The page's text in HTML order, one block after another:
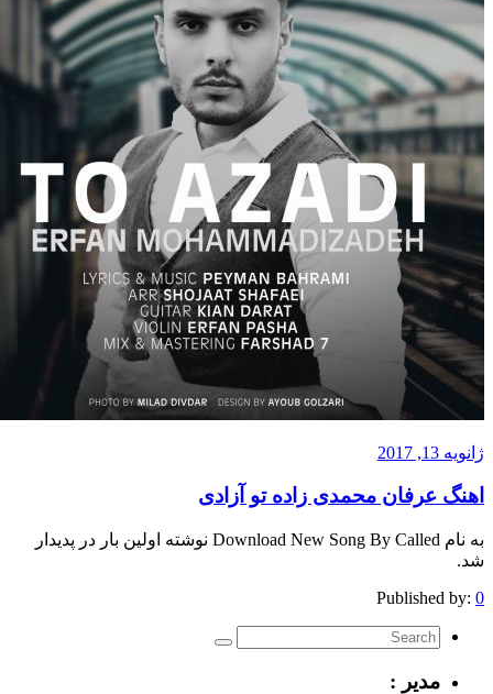
عرفان محمدی زاده تو آزادی
به نام Download New Song By Called نوشته اولین بار در پدیدار
مدیر :